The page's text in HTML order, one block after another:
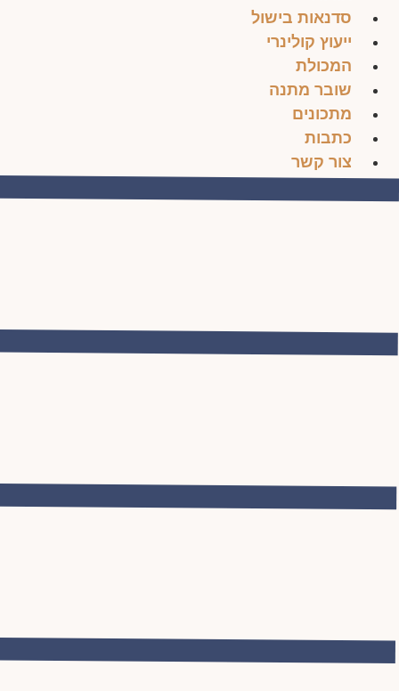
סדנאות בישול
ייעוץ קולינרי
המכולת
שובר מתנה
מתכונים
כתבות
צור קשר